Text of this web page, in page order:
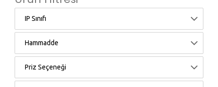
IP Sınıfı
Hammadde
Priz Seçeneği